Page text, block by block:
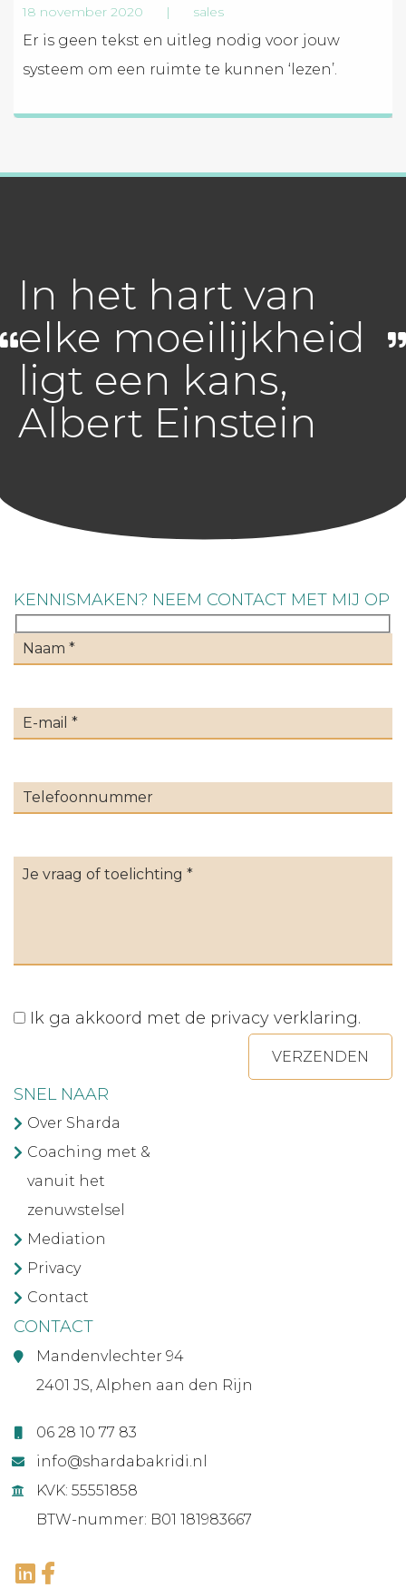
18 november 2020 | sales
Er is geen tekst en uitleg nodig voor jouw
systeem om een ruimte te kunnen ‘lezen’.
In het hart van
elke moeilijkheid
ligt een kans,
Albert Einstein
KENNISMAKEN? NEEM CONTACT MET MIJ OP
Ik ga akkoord met de privacy verklaring.
VERZENDEN
SNEL NAAR
Over Sharda
Coaching met &
vanuit het
zenuwstelsel
Mediation
Privacy
Contact
CONTACT
Mandenvlechter 94
2401 JS, Alphen aan den Rijn
06 28 10 77 83
info@shardabakridi.nl
KVK: 55551858
BTW-nummer: B01 181983667